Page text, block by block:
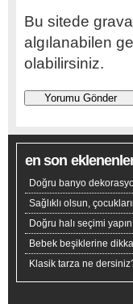
Bu sitede
algılanabilen
olabilirsiniz.
en son
Doğru banyo
Sağlıklı olsun,
Doğru halı seçimi
Bebek beşiklerine
Klasik tarza ne